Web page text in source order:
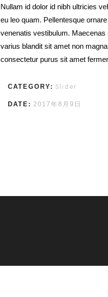
Nullam id dolor id nibh ultricies
eu leo quam. Pellentesque
venenatis vestibulum. Maecenas
varius blandit sit amet non
consectetur purus sit amet
CATEGORY: Slider
DATE: 2017年8月9日